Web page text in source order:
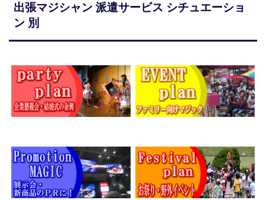
出張マジシャン 派遣サービス シチュエーショ
ン 別